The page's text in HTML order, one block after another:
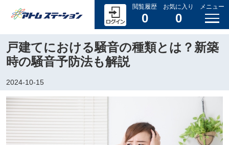
閲覧履歴
0
お気に入り
0
メニュー
戸建てにおける騒音の種類とは？新築
時の騒音予防法も解説
2024-10-15